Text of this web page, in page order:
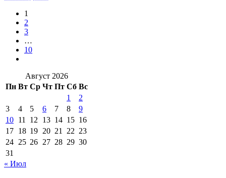
1
2
3
…
10
Август 2026
Пн Вт Ср Чт Пт Сб Вс
1
2
3
4 5 6 7 8
9
10 11 12 13 14 15 16
17 18 19 20 21 22 23
24 25 26 27 28 29 30
31
« Июл